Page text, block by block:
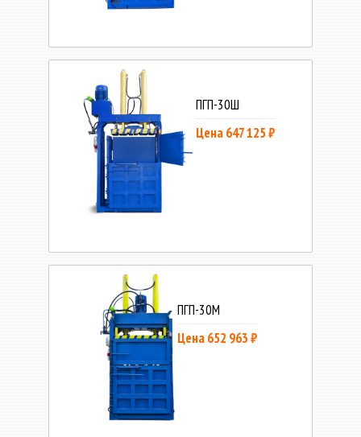
ПГП-30Ш
Цена 647 125 ₽
ПГП-30М
Цена 652 963 ₽